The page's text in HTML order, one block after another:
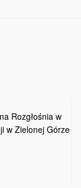
Rozgłośnia w
w Zielonej Górze